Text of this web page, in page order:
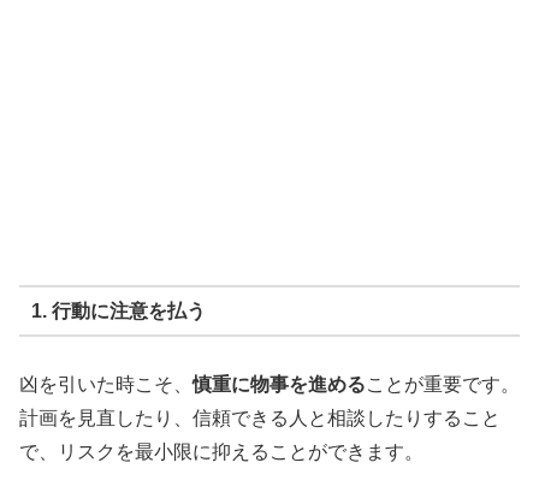
1. 行動に注意を払う
凶を引いた時こそ、慎重に物事を進めることが重要です。
計画を見直したり、信頼できる人と相談したりすること
で、リスクを最小限に抑えることができます。